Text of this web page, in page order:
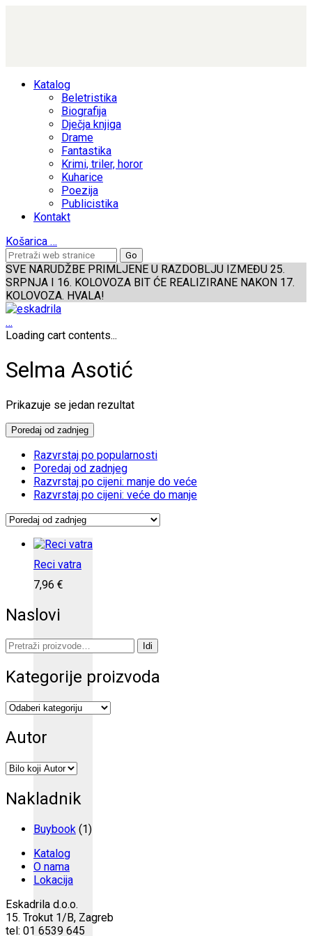
Katalog
Beletristika
Biografija
Dječja knjiga
Drame
Fantastika
Krimi, triler, horor
Kuharice
Poezija
Publicistika
Kontakt
Košarica …
SVE NARUDŽBE PRIMLJENE U RAZDOBLJU IZMEĐU 25.
SRPNJA I 16. KOLOVOZA BIT ĆE REALIZIRANE NAKON 17.
KOLOVOZA. HVALA!
…
Loading cart contents...
Selma Asotić
Prikazuje se jedan rezultat
Poredaj od zadnjeg
Razvrstaj po popularnosti
Poredaj od zadnjeg
Razvrstaj po cijeni: manje do veće
Razvrstaj po cijeni: veće do manje
Reci vatra
7,96 €
Naslovi
Pretraži: Idi
Kategorije proizvoda
Autor
Nakladnik
Buybook (1)
Katalog
O nama
Lokacija
Eskadrila d.o.o.
15. Trokut 1/B, Zagreb
tel: 01 6539 645